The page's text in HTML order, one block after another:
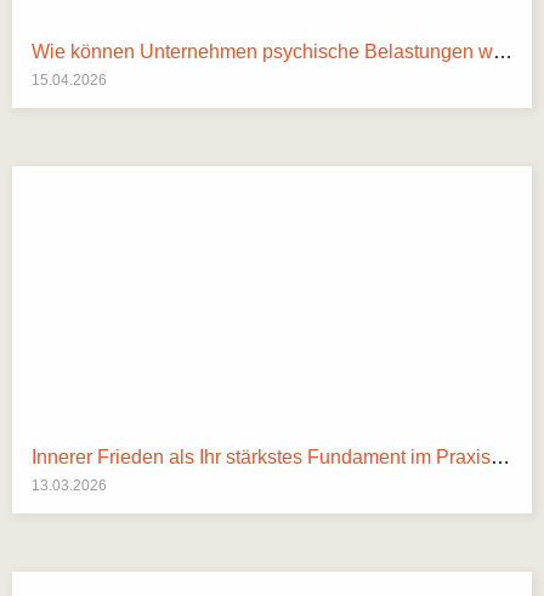
Wie können Unternehmen psychische Belastungen wirksam reduzieren?
15.04.2026
Innerer Frieden als Ihr stärkstes Fundament im Praxisalltag
13.03.2026